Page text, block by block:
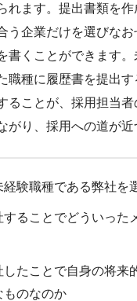
れます。提出書類を作
う企業だけを選びな
書くことができます
職種に履歴書を提出
ることが、採用担当
がり、採用への道が近
経験職種である弊社を
することでどういった
したことで自身の将来
ものなのか